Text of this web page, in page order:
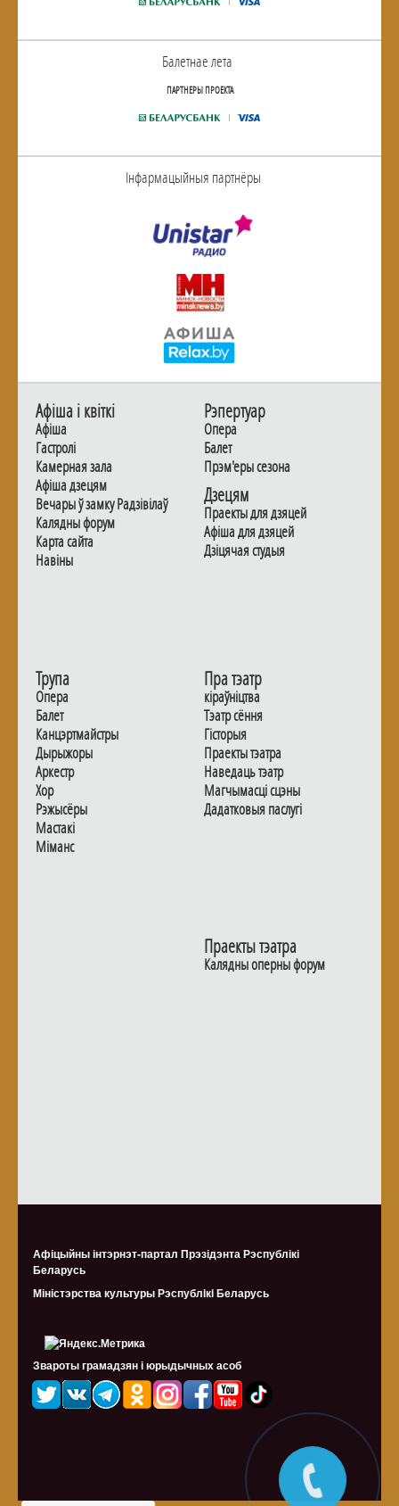
Балетнае лета
ПАРТНЕРЫ ПРОЕКТА
Інфармацыйныя партнёры
Афiша i квiткi
Афiша
Гастролi
Камерная зала
Афiша дзецям
Вечары ў замку Радзiвiлаў
Калядны форум
Карта сайта
Навiны
Рэпертуар
Опера
Балет
Прэм'еры сезона
Дзецям
Праекты для дзяцей
Афiша для дзяцей
Дзiцячая студыя
Трупа
Опера
Балет
Канцэртмайстры
Дырыжоры
Аркестр
Хор
Рэжысёры
Мастакі
Мiманс
Пра тэатр
кіраўніцтва
Тэатр сёння
Гiсторыя
Праекты тэатра
Наведаць тэатр
Магчымасцi сцэны
Дадаткoвыя паслугi
Праекты тэатра
Калядны оперны форум
Афіцыйны інтэрнэт-партал Прэзідэнта Рэспублікі
Беларусь
Міністэрства культуры Рэспублiкi Беларусь
Звароты грамадзян і юрыдычных асоб